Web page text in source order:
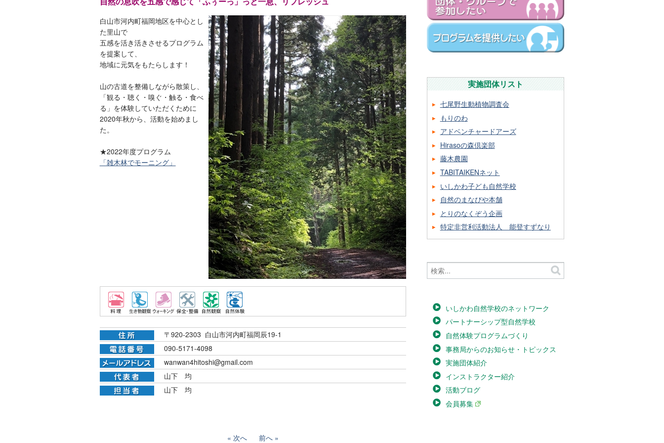
白山市河内町福岡地区を中心とし
た里山で
五感を活き活きさせるプログラム
を提案して、
地域に元気をもたらします！
山の古道を整備しながら散策し、
「観る・聴く・嗅ぐ・触る・食べ
る」を体験していただくために
2020年秋から、活動を始めまし
た。
★2022年度プログラム
「雑木林でモーニング」
〒920-2303 白山市河内町福岡辰19-1
090-5171-4098
wanwan4hitoshi@gmail.com
山下 均
山下 均
次へ 前へ
実施団体リスト
七尾野生動植物調査会
もりのわ
アドベンチャードアーズ
Hirasoの森倶楽部
藤木農園
TABITAIKENネット
いしかわ子ども自然学校
自然のまなびや本舗
とりのなくぞう企画
特定非営利活動法人 能登すずなり
いしかわ自然学校のネットワーク
パートナーシップ型自然学校
自然体験プログラムづくり
事務局からのお知らせ・トピックス
実施団体紹介
インストラクター紹介
活動ブログ
会員募集